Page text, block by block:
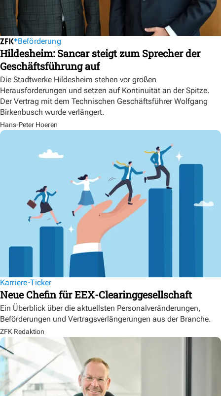
Beförderung
Hildesheim: Sancar steigt zum Sprecher der
Geschäftsführung auf
Die Stadtwerke Hildesheim stehen vor großen
Herausforderungen und setzen auf Kontinuität an der Spitze.
Der Vertrag mit dem Technischen Geschäftsführer Wolfgang
Birkenbusch wurde verlängert.
Hans-Peter Hoeren
Karriere-Ticker
Neue Chefin für EEX-Clearinggesellschaft
Ein Überblick über die aktuellsten Personalveränderungen,
Beförderungen und Vertragsverlängerungen aus der Branche.
ZFK Redaktion